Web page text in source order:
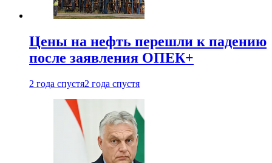
Цены на нефть перешли к падению
после заявления ОПЕК+
2 года спустя2 года спустя